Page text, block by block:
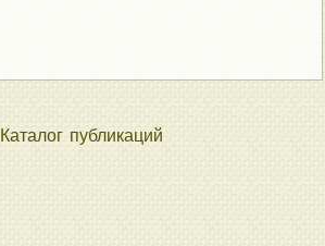
Каталог публикаций